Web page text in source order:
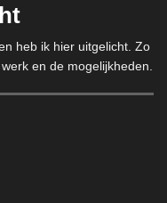
heb ik hier uitgelicht. Zo
en de mogelijkheden.